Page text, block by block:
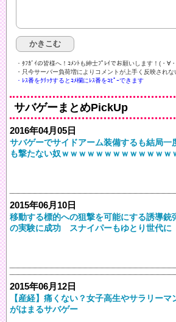
・ﾀﾌｶﾞｲの皆様へ！ｺﾒﾝﾄも紳士ﾌﾟﾚｲでお願いします！(・∀・
・只今サーバー負荷増によりコメントが上手く反映されな
・ﾚｽ番をｸﾘｯｸするとｺﾒ欄にﾚｽ番をｺﾋﾟｰできます
サバゲーまとめPickUp
2016年04月05日
サバゲーでサイドアーム装備するも結局一
も撃たない奴ｗｗｗｗｗｗｗｗｗｗｗｗｗ
2015年06月10日
移動する標的への狙撃を可能にする誘導銃
の実験に成功 スナイパーもゆとり世代に
2015年06月12日
【産経】痛くない？女子高生やサラリーマ
がはまるサバゲー